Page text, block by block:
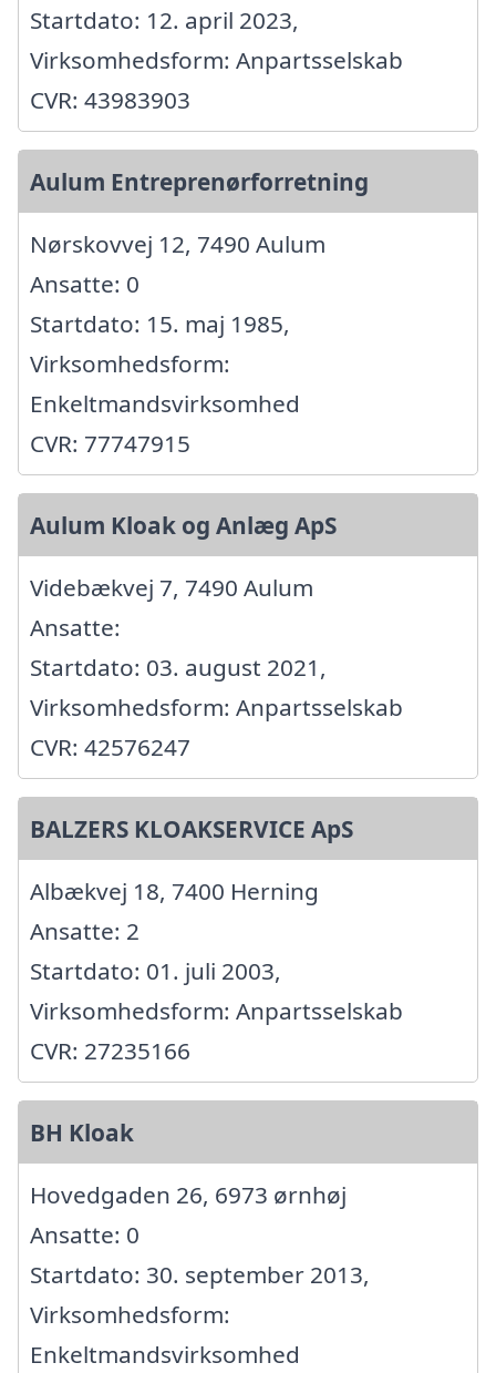
Startdato: 12. april 2023,
Virksomhedsform: Anpartsselskab
CVR: 43983903
Aulum Entreprenørforretning
Nørskovvej 12, 7490 Aulum
Ansatte: 0
Startdato: 15. maj 1985,
Virksomhedsform:
Enkeltmandsvirksomhed
CVR: 77747915
Aulum Kloak og Anlæg ApS
Videbækvej 7, 7490 Aulum
Ansatte:
Startdato: 03. august 2021,
Virksomhedsform: Anpartsselskab
CVR: 42576247
BALZERS KLOAKSERVICE ApS
Albækvej 18, 7400 Herning
Ansatte: 2
Startdato: 01. juli 2003,
Virksomhedsform: Anpartsselskab
CVR: 27235166
BH Kloak
Hovedgaden 26, 6973 ørnhøj
Ansatte: 0
Startdato: 30. september 2013,
Virksomhedsform:
Enkeltmandsvirksomhed